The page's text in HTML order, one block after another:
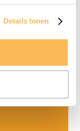
Details tonen